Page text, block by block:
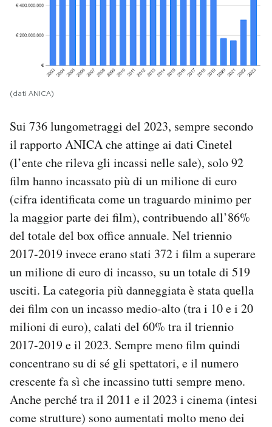
(dati ANICA)
Sui 736 lungometraggi del 2023, sempre secondo
il rapporto ANICA che attinge ai dati Cinetel
(l’ente che rileva gli incassi nelle sale), solo 92
film hanno incassato più di un milione di euro
(cifra identificata come un traguardo minimo per
la maggior parte dei film), contribuendo all’86%
del totale del box office annuale. Nel triennio
2017-2019 invece erano stati 372 i film a superare
un milione di euro di incasso, su un totale di 519
usciti. La categoria più danneggiata è stata quella
dei film con un incasso medio-alto (tra i 10 e i 20
milioni di euro), calati del 60% tra il triennio
2017-2019 e il 2023. Sempre meno film quindi
concentrano su di sé gli spettatori, e il numero
crescente fa sì che incassino tutti sempre meno.
Anche perché tra il 2011 e il 2023 i cinema (intesi
come strutture) sono aumentati molto meno dei